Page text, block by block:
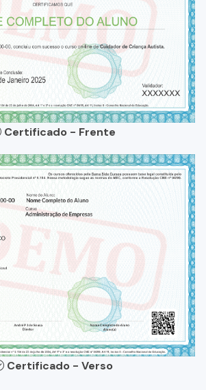
Certificado - Frente
Certificado - Verso